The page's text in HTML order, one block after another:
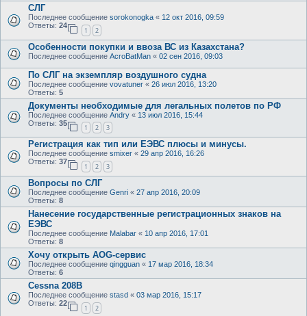
СЛГ
Последнее сообщение sorokonogka « 12 окт 2016, 09:59
Ответы: 24
1 2
Особенности покупки и ввоза ВС из Казахстана?
Последнее сообщение AcroBatMan « 02 сен 2016, 09:03
По СЛГ на экземпляр воздушного судна
Последнее сообщение vovatuner « 26 июл 2016, 13:20
Ответы: 5
Документы необходимые для легальных полетов по РФ
Последнее сообщение Andry « 13 июл 2016, 15:44
Ответы: 35
1 2 3
Регистрация как тип или ЕЭВС плюсы и минусы.
Последнее сообщение smixer « 29 апр 2016, 16:26
Ответы: 37
1 2 3
Вопросы по СЛГ
Последнее сообщение Genri « 27 апр 2016, 20:09
Ответы: 8
Нанесение государственные регистрационных знаков на
ЕЭВС
Последнее сообщение Malabar « 10 апр 2016, 17:01
Ответы: 8
Хочу открыть AOG-сервис
Последнее сообщение qingguan « 17 мар 2016, 18:34
Ответы: 6
Cessna 208B
Последнее сообщение stasd « 03 мар 2016, 15:17
Ответы: 22
1 2